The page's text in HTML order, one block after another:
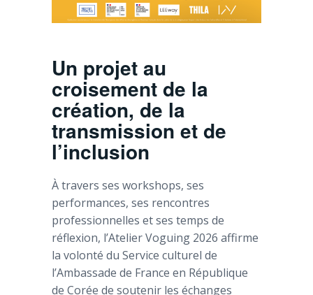
Un projet au
croisement de la
création, de la
transmission et de
l’inclusion
À travers ses workshops, ses
performances, ses rencontres
professionnelles et ses temps de
réflexion, l’Atelier Voguing 2026 affirme
la volonté du Service culturel de
l’Ambassade de France en République
de Corée de soutenir les échanges